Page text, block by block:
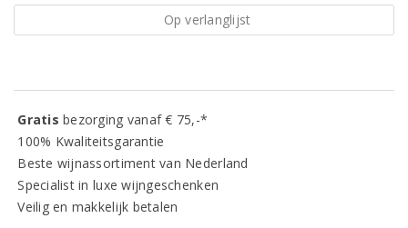
Op verlanglijst
Gratisbezorging vanaf € 75,-*
100% Kwaliteitsgarantie
Beste wijnassortiment van Nederland
Specialist in luxe wijngeschenken
Veilig en makkelijk betalen